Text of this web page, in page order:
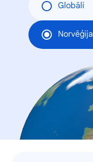
Globāli
Norvēģija